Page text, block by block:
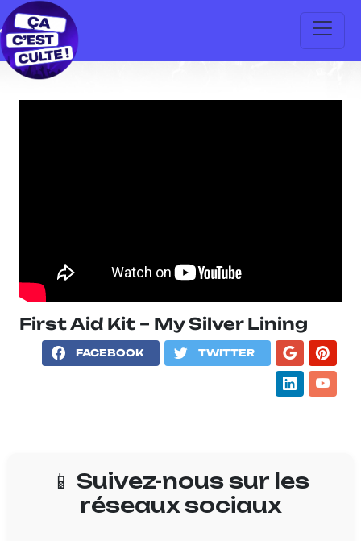
First Aid Kit – My Silver Lining
FACEBOOK TWITTER
📱 Suivez-nous sur les
réseaux sociaux